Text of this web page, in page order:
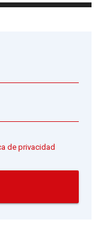
de privacidad